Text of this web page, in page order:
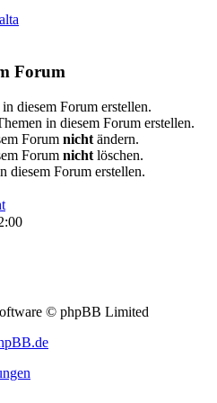
Forum
diesem Forum erstellen.
in diesem Forum erstellen.
Forum nicht ändern.
Forum nicht löschen.
diesem Forum erstellen.
© phpBB Limited